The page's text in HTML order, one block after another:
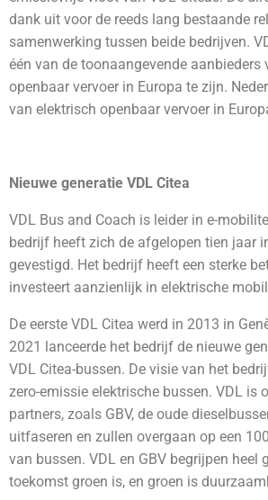
dank uit voor de reeds lang bestaande
samenwerking tussen beide bedrijven.
één van de toonaangevende aanbieders
openbaar vervoer in Europa te zijn.
van elektrisch openbaar vervoer in
Nieuwe generatie VDL Citea
VDL Bus and Coach is leider in e-
bedrijf heeft zich de afgelopen tien jaar
gevestigd. Het bedrijf heeft een sterke
investeert aanzienlijk in elektrische
De eerste VDL Citea werd in 2013 in
2021 lanceerde het bedrijf de nieuwe
VDL Citea-bussen. De visie van het
zero-emissie elektrische bussen. VDL is
partners, zoals GBV, de oude
uitfaseren en zullen overgaan op een
van bussen. VDL en GBV begrijpen heel
toekomst groen is, en groen is